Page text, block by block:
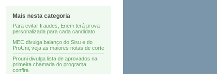
Mais nesta categoria
Para evitar fraudes, Enem terá prova
personalizada para cada candidato
MEC divulga balanço do Sisu e do
ProUni; veja as maiores notas de corte
Prouni divulga lista de aprovados na
primeira chamada do programa;
confira